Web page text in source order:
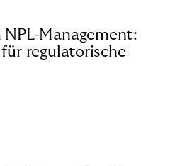
Management:
regulatorische